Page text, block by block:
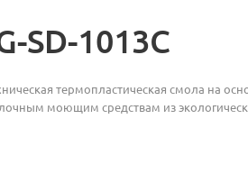
SD-1013C
термопластическая смола на
моющим средствам из